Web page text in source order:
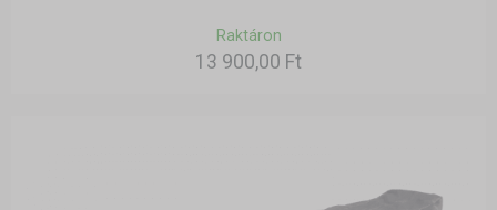
Raktáron
13 900,00 Ft